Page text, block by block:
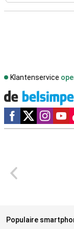
Klantenservice
Social media
Populaire